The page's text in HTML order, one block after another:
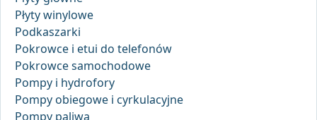
Płyty winylowe
Podkaszarki
Pokrowce i etui do telefonów
Pokrowce samochodowe
Pompy i hydrofory
Pompy obiegowe i cyrkulacyjne
Pompy paliwa